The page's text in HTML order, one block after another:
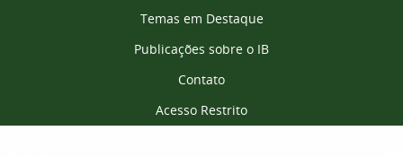
Temas em Destaque
Publicações sobre o IB
Contato
Acesso Restrito